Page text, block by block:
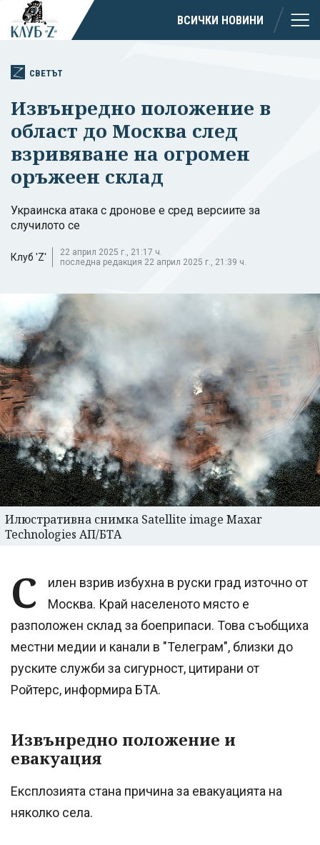
ВСИЧКИ НОВИНИ
СВЕТЪТ
Извънредно положение в
област до Москва след
взривяване на огромен
оръжеен склад
Украинска атака с дронове е сред версиите за
случилото се
Клуб 'Z'
22 април 2025 г., 21:17 ч.
последна редакция 22 април 2025 г., 21:39 ч.
Илюстративна снимка Satellite image Maxar
Technologies АП/БТА
С
илен взрив избухна в руски град източно от
Москва. Край населеното място е
разположен склад за боеприпаси. Това съобщиха
местни медии и канали в "Телеграм", близки до
руските служби за сигурност, цитирани от
Ройтерс, информира БТА.
Извънредно положение и
евакуация
Експлозията стана причина за евакуацията на
няколко села.